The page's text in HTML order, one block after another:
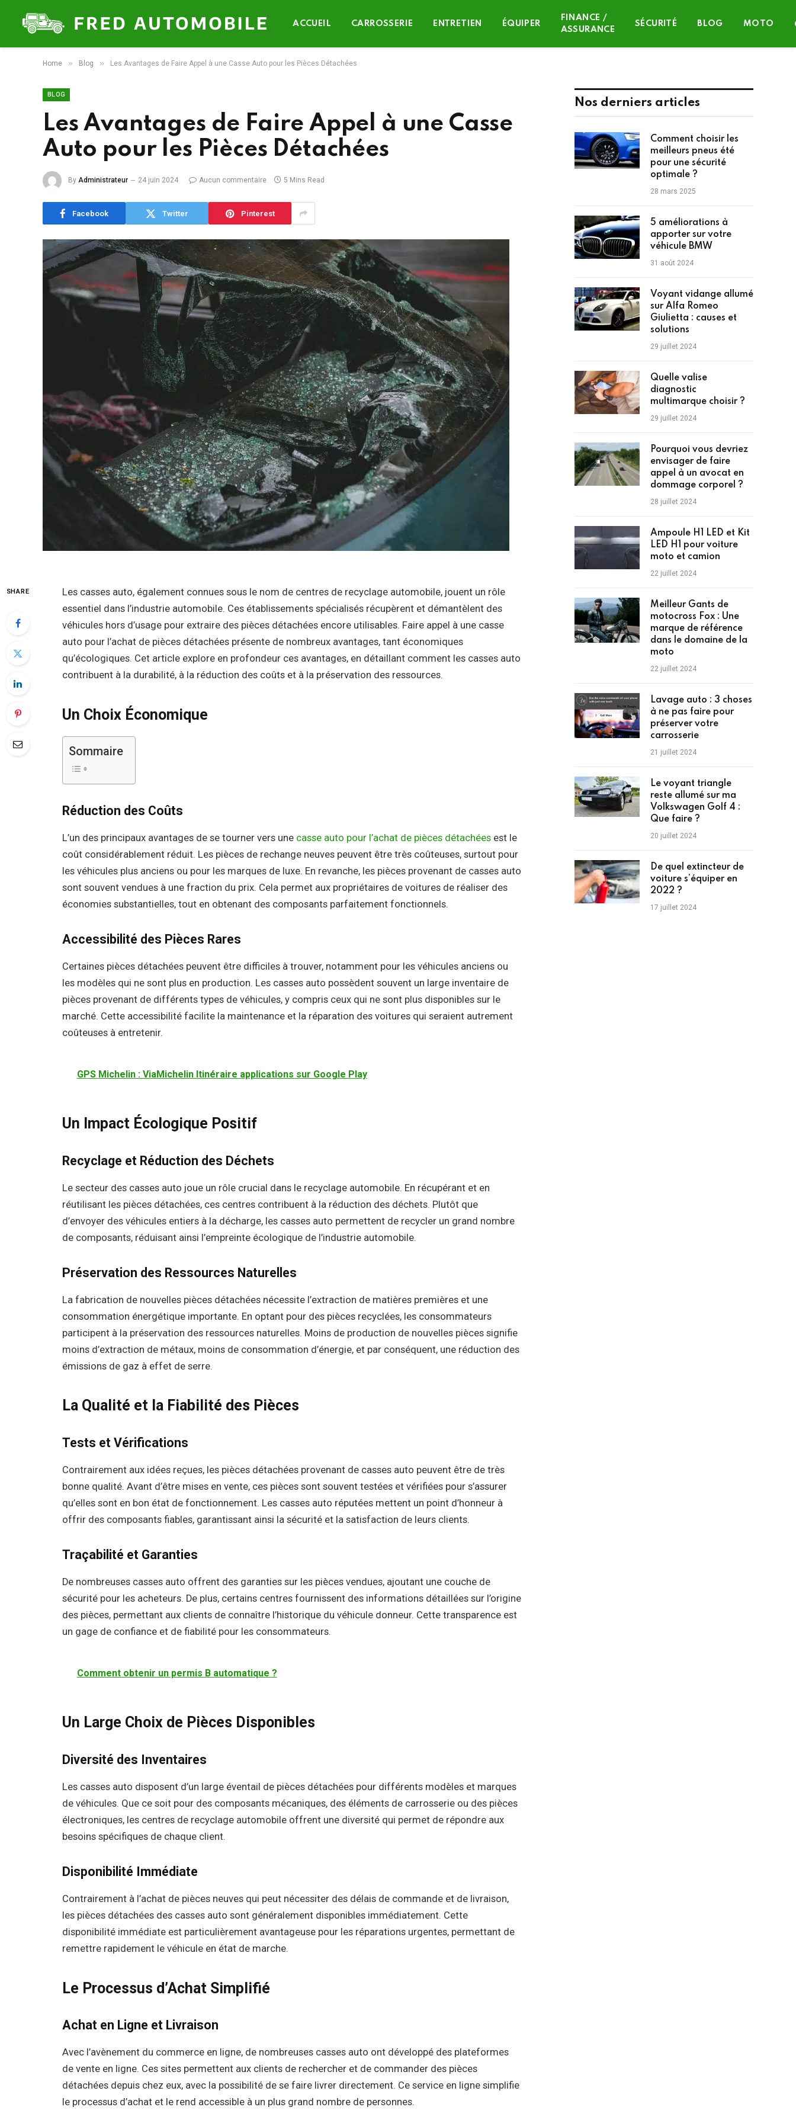
ACCUEIL CARROSSERIE ENTRETIEN ÉQUIPER
FINANCE /
ASSURANCE
SÉCURITÉ BLOG MOTO
Home » Blog » Les Avantages de Faire Appel à une Casse Auto pour les Pièces Détachées
BLOG
Les Avantages de Faire Appel à une Casse
Auto pour les Pièces Détachées
By Administrateur 24 juin 2024 Aucun commentaire 5 Mins Read
Facebook Twitter Pinterest
SHARE
Les casses auto, également connues sous le nom de centres de recyclage automobile, jouent un rôle
essentiel dans l’industrie automobile. Ces établissements spécialisés récupèrent et démantèlent des
véhicules hors d’usage pour extraire des pièces détachées encore utilisables. Faire appel à une casse
auto pour l’achat de pièces détachées présente de nombreux avantages, tant économiques
qu’écologiques. Cet article explore en profondeur ces avantages, en détaillant comment les casses auto
contribuent à la durabilité, à la réduction des coûts et à la préservation des ressources.
Un Choix Économique
Sommaire
Réduction des Coûts
L’un des principaux avantages de se tourner vers une casse auto pour l’achat de pièces détachées est le
coût considérablement réduit. Les pièces de rechange neuves peuvent être très coûteuses, surtout pour
les véhicules plus anciens ou pour les marques de luxe. En revanche, les pièces provenant de casses auto
sont souvent vendues à une fraction du prix. Cela permet aux propriétaires de voitures de réaliser des
économies substantielles, tout en obtenant des composants parfaitement fonctionnels.
Accessibilité des Pièces Rares
Certaines pièces détachées peuvent être difficiles à trouver, notamment pour les véhicules anciens ou
les modèles qui ne sont plus en production. Les casses auto possèdent souvent un large inventaire de
pièces provenant de différents types de véhicules, y compris ceux qui ne sont plus disponibles sur le
marché. Cette accessibilité facilite la maintenance et la réparation des voitures qui seraient autrement
coûteuses à entretenir.
GPS Michelin : ViaMichelin Itinéraire applications sur Google Play
Un Impact Écologique Positif
Recyclage et Réduction des Déchets
Le secteur des casses auto joue un rôle crucial dans le recyclage automobile. En récupérant et en
réutilisant les pièces détachées, ces centres contribuent à la réduction des déchets. Plutôt que
d’envoyer des véhicules entiers à la décharge, les casses auto permettent de recycler un grand nombre
de composants, réduisant ainsi l’empreinte écologique de l’industrie automobile.
Préservation des Ressources Naturelles
La fabrication de nouvelles pièces détachées nécessite l’extraction de matières premières et une
consommation énergétique importante. En optant pour des pièces recyclées, les consommateurs
participent à la préservation des ressources naturelles. Moins de production de nouvelles pièces signifie
moins d’extraction de métaux, moins de consommation d’énergie, et par conséquent, une réduction des
émissions de gaz à effet de serre.
La Qualité et la Fiabilité des Pièces
Tests et Vérifications
Contrairement aux idées reçues, les pièces détachées provenant de casses auto peuvent être de très
bonne qualité. Avant d’être mises en vente, ces pièces sont souvent testées et vérifiées pour s’assurer
qu’elles sont en bon état de fonctionnement. Les casses auto réputées mettent un point d’honneur à
offrir des composants fiables, garantissant ainsi la sécurité et la satisfaction de leurs clients.
Traçabilité et Garanties
De nombreuses casses auto offrent des garanties sur les pièces vendues, ajoutant une couche de
sécurité pour les acheteurs. De plus, certains centres fournissent des informations détaillées sur l’origine
des pièces, permettant aux clients de connaître l’historique du véhicule donneur. Cette transparence est
un gage de confiance et de fiabilité pour les consommateurs.
Comment obtenir un permis B automatique ?
Un Large Choix de Pièces Disponibles
Diversité des Inventaires
Les casses auto disposent d’un large éventail de pièces détachées pour différents modèles et marques
de véhicules. Que ce soit pour des composants mécaniques, des éléments de carrosserie ou des pièces
électroniques, les centres de recyclage automobile offrent une diversité qui permet de répondre aux
besoins spécifiques de chaque client.
Disponibilité Immédiate
Contrairement à l’achat de pièces neuves qui peut nécessiter des délais de commande et de livraison,
les pièces détachées des casses auto sont généralement disponibles immédiatement. Cette
disponibilité immédiate est particulièrement avantageuse pour les réparations urgentes, permettant de
remettre rapidement le véhicule en état de marche.
Le Processus d’Achat Simplifié
Achat en Ligne et Livraison
Avec l’avènement du commerce en ligne, de nombreuses casses auto ont développé des plateformes
de vente en ligne. Ces sites permettent aux clients de rechercher et de commander des pièces
détachées depuis chez eux, avec la possibilité de se faire livrer directement. Ce service en ligne simplifie
le processus d’achat et le rend accessible à un plus grand nombre de personnes.
Nos derniers articles
Comment choisir les
meilleurs pneus été
pour une sécurité
optimale ?
28 mars 2025
5 améliorations à
apporter sur votre
véhicule BMW
31 août 2024
Voyant vidange allumé
sur Alfa Romeo
Giulietta : causes et
solutions
29 juillet 2024
Quelle valise
diagnostic
multimarque choisir ?
29 juillet 2024
Pourquoi vous devriez
envisager de faire
appel à un avocat en
dommage corporel ?
28 juillet 2024
Ampoule H1 LED et Kit
LED H1 pour voiture
moto et camion
22 juillet 2024
Meilleur Gants de
motocross Fox : Une
marque de référence
dans le domaine de la
moto
22 juillet 2024
Lavage auto : 3 choses
à ne pas faire pour
préserver votre
carrosserie
21 juillet 2024
Le voyant triangle
reste allumé sur ma
Volkswagen Golf 4 :
Que faire ?
20 juillet 2024
De quel extincteur de
voiture s’équiper en
2022 ?
17 juillet 2024